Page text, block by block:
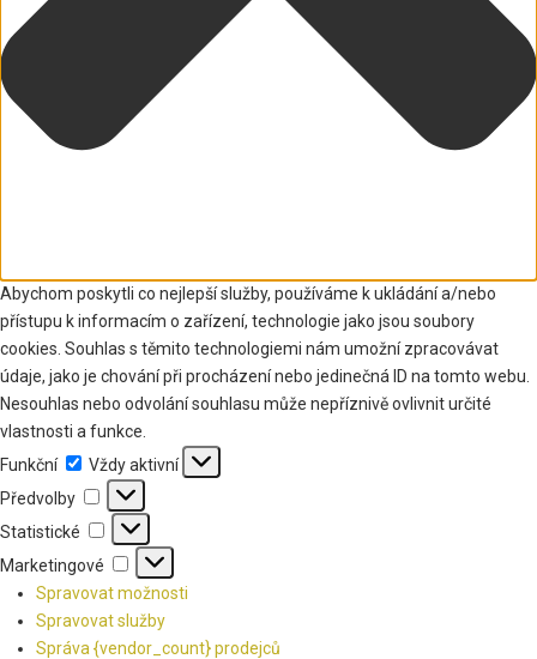
Abychom poskytli co nejlepší služby, používáme k ukládání a/nebo
přístupu k informacím o zařízení, technologie jako jsou soubory
cookies. Souhlas s těmito technologiemi nám umožní zpracovávat
údaje, jako je chování při procházení nebo jedinečná ID na tomto webu.
Nesouhlas nebo odvolání souhlasu může nepříznivě ovlivnit určité
vlastnosti a funkce.
Funkční
Funkční
Vždy aktivní
Předvolby
Předvolby
Statistické Statistické
Marketingové
Marketingové
Spravovat možnosti
Spravovat služby
Správa {vendor_count} prodejců